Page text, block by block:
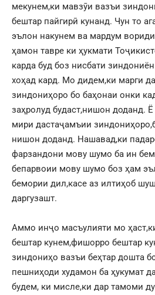
мекунем,ки мавзӯи вазъи
бештар пайгирӣ кунанд. Чун то
эълон накунем ва мардум
ҳамон тавре ки ҳукмати
карда буд боз нисбати
хоҳад кард. Мо дидем,ки марги
зиндониҳоро бо баҳонаи онки
заҳролуд будаст,нишон доданд.
мири дастаҷамъии
нишон доданд. Нашавад,ки
фарзандони мову шумо ба ин
бепарвоии мову шумо боз ҳам
бемории дил,касе аз илтиҳоб
даргузашт.
Аммо инҷо масъулияти мо
бештар кунем,фишорро бештар
зиндониҳо вазъи беҳтар дошта
пешниҳоди худамон ба ҳукумат
будем, ки мисле,ки дар тамоми